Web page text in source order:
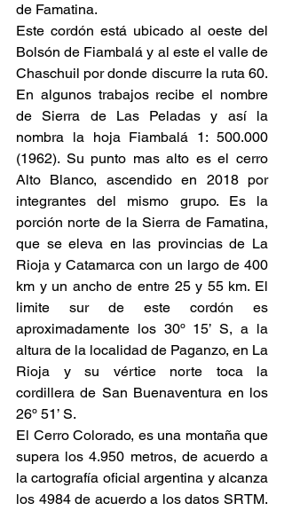
de Famatina.
Este cordón está ubicado al oeste del
Bolsón de Fiambalá y al este el valle de
Chaschuil por donde discurre la ruta 60.
En algunos trabajos recibe el nombre
de Sierra de Las Peladas y así la
nombra la hoja Fiambalá 1: 500.000
(1962). Su punto mas alto es el cerro
Alto Blanco, ascendido en 2018 por
integrantes del mismo grupo. Es la
porción norte de la Sierra de Famatina,
que se eleva en las provincias de La
Rioja y Catamarca con un largo de 400
km y un ancho de entre 25 y 55 km. El
limite sur de este cordón es
aproximadamente los 30º 15’ S, a la
altura de la localidad de Paganzo, en La
Rioja y su vértice norte toca la
cordillera de San Buenaventura en los
26º 51’ S.
El Cerro Colorado, es una montaña que
supera los 4.950 metros, de acuerdo a
la cartografía oficial argentina y alcanza
los 4984 de acuerdo a los datos SRTM.